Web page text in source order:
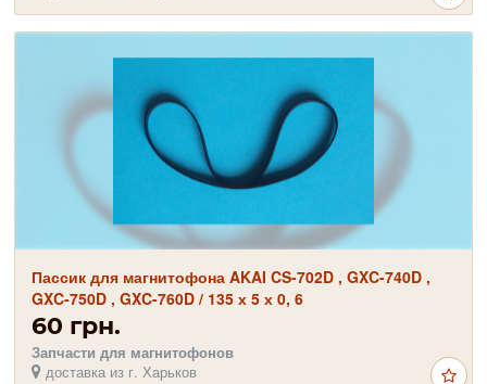
Пассик для магнитофона AKAI CS-702D , GXC-740D ,
GXC-750D , GXC-760D / 135 х 5 х 0, 6
60 грн.
Запчасти для магнитофонов
доставка из г. Харьков